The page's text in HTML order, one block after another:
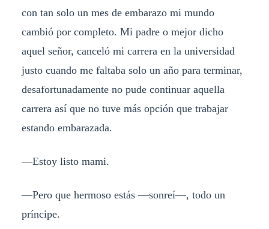
con tan solo un mes de embarazo mi mundo
cambió por completo. Mi padre o mejor dicho
aquel señor, canceló mi carrera en la universidad
justo cuando me faltaba solo un año para terminar,
desafortunadamente no pude continuar aquella
carrera así que no tuve más opción que trabajar
estando embarazada.
—Estoy listo mami.
—Pero que hermoso estás —sonreí—, todo un
príncipe.